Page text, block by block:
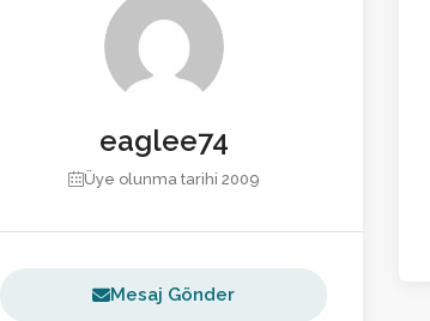
eaglee74
Üye olunma tarihi 2009
Mesaj Gönder